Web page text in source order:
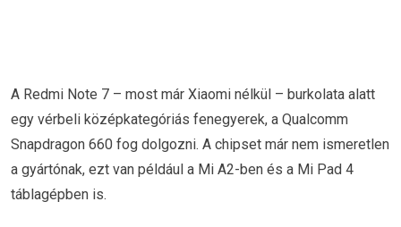
A Redmi Note 7 – most már Xiaomi nélkül – burkolata alatt
egy vérbeli középkategóriás fenegyerek, a Qualcomm
Snapdragon 660 fog dolgozni. A chipset már nem ismeretlen
a gyártónak, ezt van például a Mi A2-ben és a Mi Pad 4
táblagépben is.